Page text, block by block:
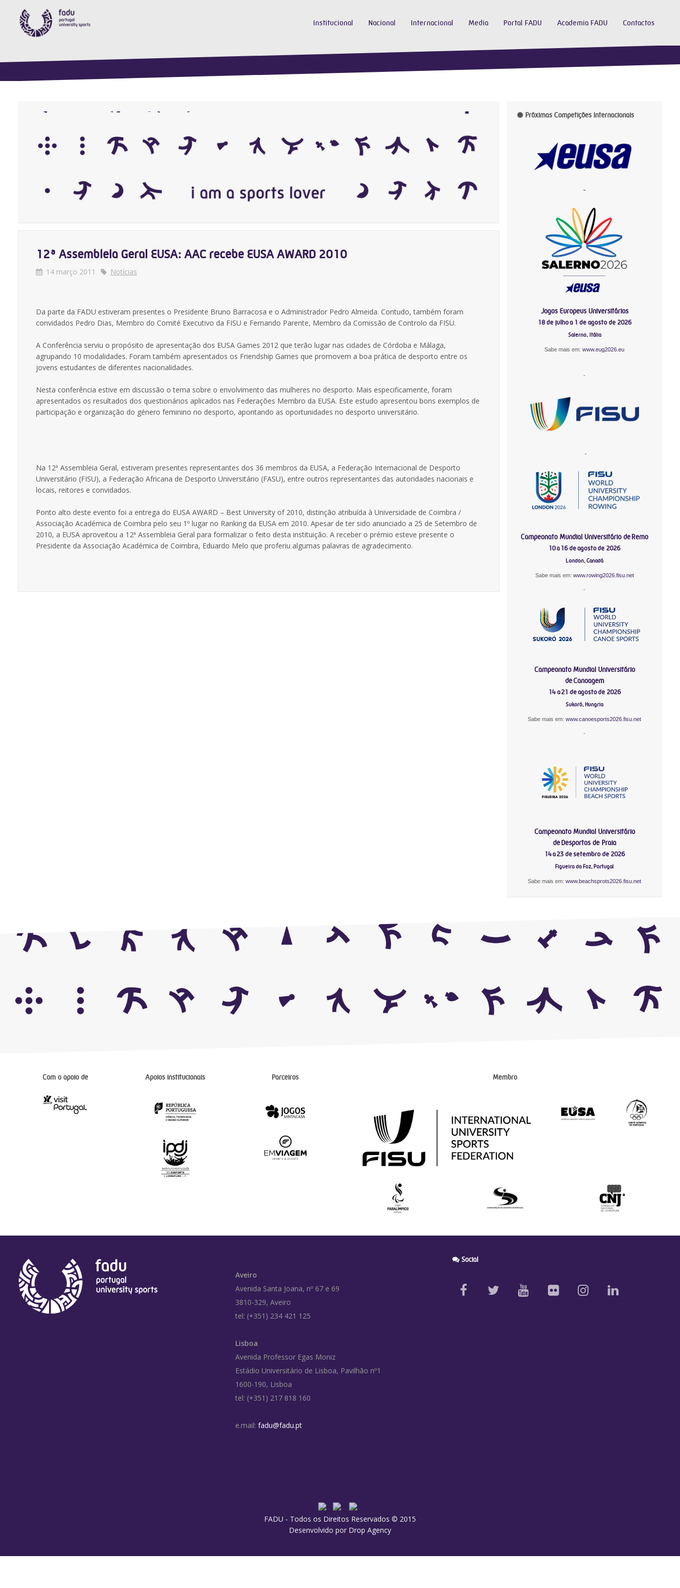
Institucional Nacional Internacional Media Portal FADU Academia FADU Contactos
12ª Assembleia Geral EUSA: AAC recebe EUSA AWARD 2010
14 março 2011 Notícias
Da parte da FADU estiveram presentes o Presidente Bruno Barracosa e o Administrador Pedro Almeida. Contudo, também foram
convidados Pedro Dias, Membro do Comité Executivo da FISU e Fernando Parente, Membro da Comissão de Controlo da FISU.
A Conferência serviu o propósito de apresentação dos EUSA Games 2012 que terão lugar nas cidades de Córdoba e Málaga,
agrupando 10 modalidades. Foram também apresentados os Friendship Games que promovem a boa prática de desporto entre os
jovens estudantes de diferentes nacionalidades.
Nesta conferência estive em discussão o tema sobre o envolvimento das mulheres no desporto. Mais especificamente, foram
apresentados os resultados dos questionários aplicados nas Federações Membro da EUSA. Este estudo apresentou bons exemplos de
participação e organização do género feminino no desporto, apontando as oportunidades no desporto universitário.
Na 12ª Assembleia Geral, estiveram presentes representantes dos 36 membros da EUSA, a Federação Internacional de Desporto
Universitário (FISU), a Federação Africana de Desporto Universitário (FASU), entre outros representantes das autoridades nacionais e
locais, reitores e convidados.
Ponto alto deste evento foi a entrega do EUSA AWARD – Best University of 2010, distinção atribuída à Universidade de Coimbra /
Associação Académica de Coimbra pelo seu 1º lugar no Ranking da EUSA em 2010. Apesar de ter sido anunciado a 25 de Setembro de
2010, a EUSA aproveitou a 12ª Assembleia Geral para formalizar o feito desta instituição. A receber o prémio esteve presente o
Presidente da Associação Académica de Coimbra, Eduardo Melo que proferiu algumas palavras de agradecimento.
Próximas Competições Internacionais
-
Jogos Europeus Universitários
18 de julho a 1 de agosto de 2026
Salerno, Itália
Sabe mais em:www.eug2026.eu
-
-
Campeonato Mundial Universitário de Remo
10 a 16 de agosto de 2026
London, Canadá
Sabe mais em: www.rowing2026.fisu.net
-
Campeonato Mundial Universitário
de Canoagem
14 a 21 de agosto de 2026
Sukoró, Hungria
Sabe mais em:www.canoesports2026.fisu.net
-
Campeonato Mundial Universitário
de Desportos de Praia
14 a 23 de setembro de 2026
Figueira da Foz, Portugal
Sabe mais em:www.beachsprots2026.fisu.net
Com o apoio de Apoios institucionais Parceiros Membro
Aveiro
Avenida Santa Joana, nº 67 e 69
3810-329, Aveiro
tel: (+351) 234 421 125
Lisboa
Avenida Professor Egas Moniz
Estádio Universitário de Lisboa, Pavilhão nº1
1600-190, Lisboa
tel: (+351) 217 818 160
e.mail: fadu@fadu.pt
Social
FADU - Todos os Direitos Reservados © 2015
Desenvolvido por Drop Agency